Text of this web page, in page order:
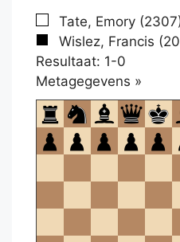
Tate, Emory
Wislez, Francis
Resultaat: 1-0
Metagegevens »
om
te